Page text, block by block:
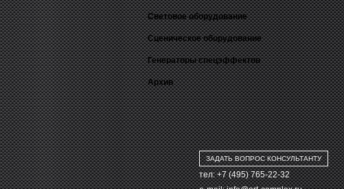
Световое оборудование
Сценическое оборудование
Генераторы спецэффектов
Архив
ЗАДАТЬ ВОПРОС КОНСУЛЬТАНТУ
тел: +7 (495) 765-22-32